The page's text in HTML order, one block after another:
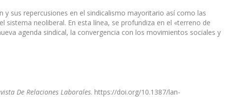
y sus repercusiones en el sindicalismo mayoritario así como las
neoliberal. En esta línea, se profundiza en el «terreno de
agenda sindical, la convergencia con los movimientos sociales y
De Relaciones Laborales. https://doi.org/10.1387/lan-